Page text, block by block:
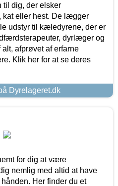
til dig, der elsker
kat eller hest. De lægger
udstyr til kæledyrene, der er
dyrlæger og
afprøvet af erfarne
Klik her for at se deres
Dyrelageret.dk
for dig at være
nemlig med altid at have
Her finder du et